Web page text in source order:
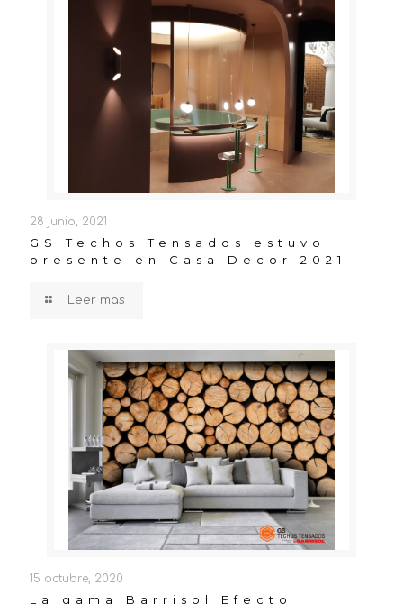
28 junio, 2021
GS Techos Tensados estuvo
presente en Casa Decor 2021
Leer mas
15 octubre, 2020
La gama Barrisol Efecto